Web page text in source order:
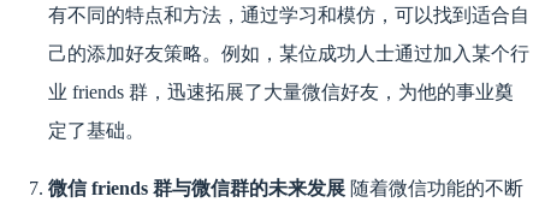
有不同的特点和方法，通过学习和模仿，可以找到适合自
己的添加好友策略。例如，某位成功人士通过加入某个行
业 friends 群，迅速拓展了大量微信好友，为他的事业奠
定了基础。
微信 friends 群与微信群的未来发展 随着微信功能的不断